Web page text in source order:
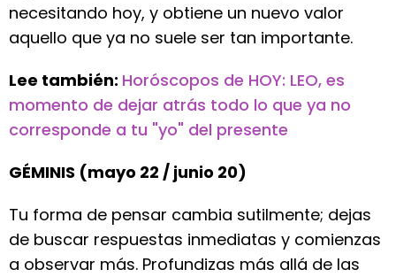
necesitando hoy, y obtiene un nuevo valor
aquello que ya no suele ser tan importante.
Lee también: Horóscopos de HOY: LEO, es
momento de dejar atrás todo lo que ya no
corresponde a tu "yo" del presente
GÉMINIS (mayo 22 / junio 20)
Tu forma de pensar cambia sutilmente; dejas
de buscar respuestas inmediatas y comienzas
a observar más. Profundizas más allá de las